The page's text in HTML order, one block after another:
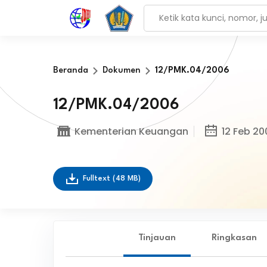
Beranda Dokumen 12/PMK.04/2006
12/PMK.04/2006
Kementerian Keuangan 12 Feb
Fulltext (48 MB)
Tinjauan Ringkasan